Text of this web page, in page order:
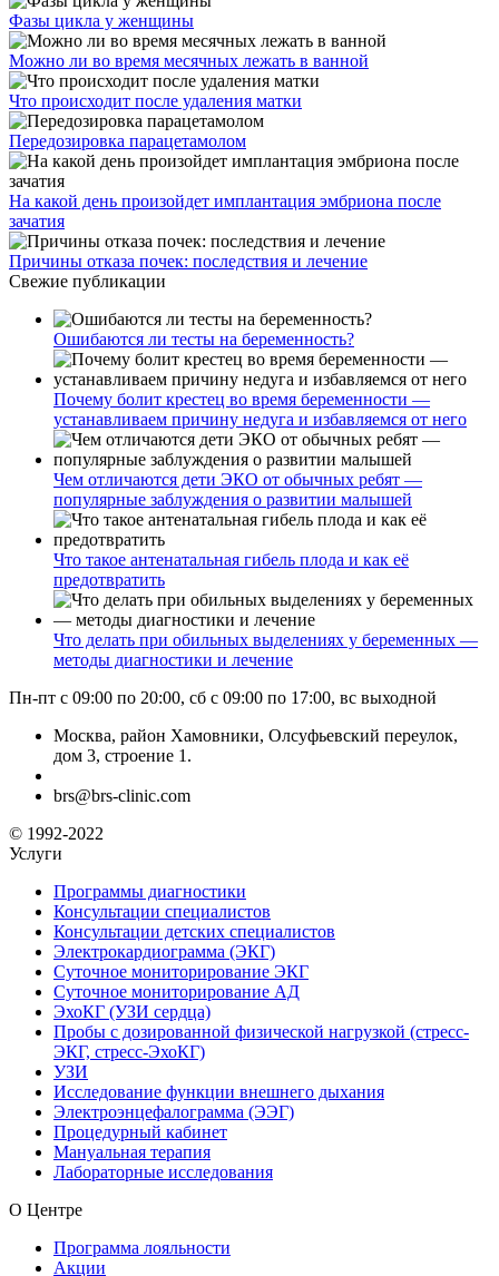
Фазы цикла у женщины
Можно ли во время месячных лежать в ванной
Что происходит после удаления матки
Передозировка парацетамолом
На какой день произойдет имплантация эмбриона после
зачатия
Причины отказа почек: последствия и лечение
Свежие публикации
Ошибаются ли тесты на беременность?
Почему болит крестец во время беременности —
устанавливаем причину недуга и избавляемся от него
Чем отличаются дети ЭКО от обычных ребят —
популярные заблуждения о развитии малышей
Что такое антенатальная гибель плода и как её
предотвратить
Что делать при обильных выделениях у беременных —
методы диагностики и лечение
Пн-пт с 09:00 по 20:00, сб с 09:00 по 17:00, вс выходной
Москва, район Хамовники, Олсуфьевский переулок,
дом 3, строение 1.
brs@brs-clinic.com
© 1992-2022
Услуги
Программы диагностики
Консультации специалистов
Консультации детских специалистов
Электрокардиограмма (ЭКГ)
Суточное мониторирование ЭКГ
Суточное мониторирование АД
ЭхоКГ (УЗИ сердца)
Пробы с дозированной физической нагрузкой (стресс-
ЭКГ, стресс-ЭхоКГ)
УЗИ
Исследование функции внешнего дыхания
Электроэнцефалограмма (ЭЭГ)
Процедурный кабинет
Мануальная терапия
Лабораторные исследования
О Центре
Программа лояльности
Акции